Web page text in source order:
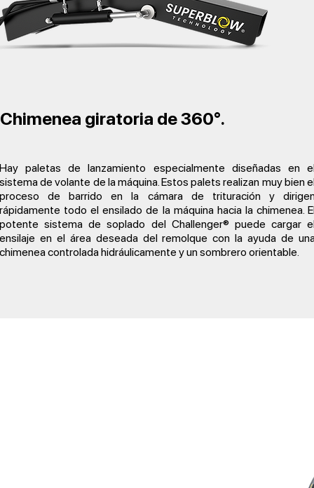
Chimenea giratoria de 360°.
Hay paletas de lanzamiento especialmente diseñadas en
sistema de volante de la máquina. Estos palets realizan muy bien
proceso de barrido en la cámara de trituración y
rápidamente todo el ensilado de la máquina hacia la chimenea.
potente sistema de soplado del Challenger® puede cargar
ensilaje en el área deseada del remolque con la ayuda de
chimenea controlada hidráulicamente y un sombrero orientable.